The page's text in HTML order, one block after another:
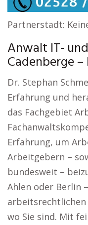
Partnerstadt:
Anwalt IT-
Cadenberge
Dr. Stephan
Erfahrung und
das Fachgebiet
Erfahrung, um
Arbeitgebern –
bundesweit –
Ahlen oder Berlin
arbeitsrechtlichen
wo Sie sind. Mit